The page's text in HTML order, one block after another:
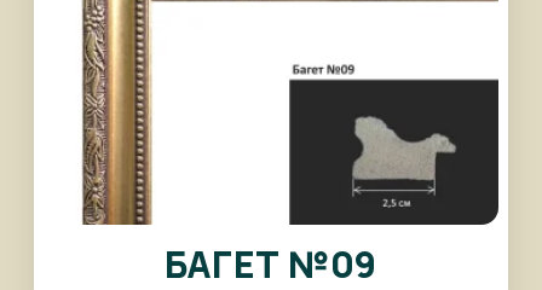
БАГЕТ №09